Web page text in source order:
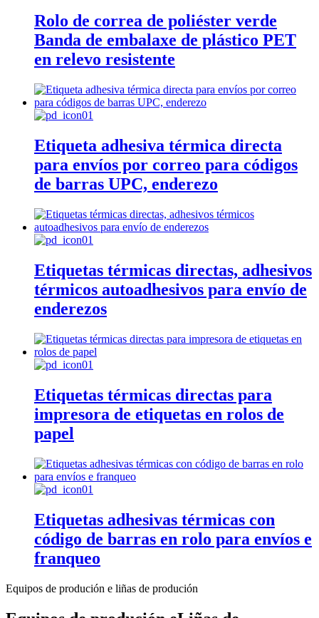
Rolo de correa de poliéster verde
Banda de embalaxe de plástico PET
en relevo resistente
Etiqueta adhesiva térmica directa
para envíos por correo para códigos
de barras UPC, enderezo
Etiquetas térmicas directas, adhesivos
térmicos autoadhesivos para envío de
enderezos
Etiquetas térmicas directas para
impresora de etiquetas en rolos de
papel
Etiquetas adhesivas térmicas con
código de barras en rolo para envíos e
franqueo
Equipos de produción e liñas de produción